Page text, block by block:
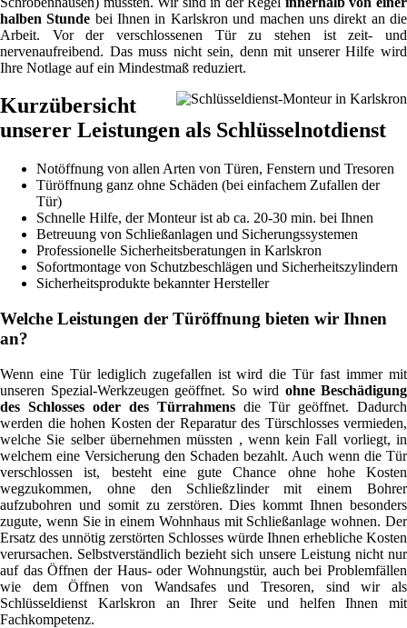
halben Stunde bei Ihnen in Karlskron und machen uns direkt an die
Arbeit. Vor der verschlossenen Tür zu stehen ist zeit- und
nervenaufreibend. Das muss nicht sein, denn mit unserer Hilfe wird
Ihre Notlage auf ein Mindestmaß reduziert.
Kurzübersicht
unserer Leistungen als Schlüsselnotdienst
Notöffnung von allen Arten von Türen, Fenstern und Tresoren
Türöffnung ganz ohne Schäden (bei einfachem Zufallen der
Tür)
Schnelle Hilfe, der Monteur ist ab ca. 20-30 min. bei Ihnen
Betreuung von Schließanlagen und Sicherungssystemen
Professionelle Sicherheitsberatungen in Karlskron
Sofortmontage von Schutzbeschlägen und Sicherheitszylindern
Sicherheitsprodukte bekannter Hersteller
Welche Leistungen der Türöffnung bieten wir Ihnen
an?
Wenn eine Tür lediglich zugefallen ist wird die Tür fast immer mit
unseren Spezial-Werkzeugen geöffnet. So wird ohne Beschädigung
des Schlosses oder des Türrahmens die Tür geöffnet. Dadurch
werden die hohen Kosten der Reparatur des Türschlosses vermieden,
welche Sie selber übernehmen müssten , wenn kein Fall vorliegt, in
welchem eine Versicherung den Schaden bezahlt. Auch wenn die Tür
verschlossen ist, besteht eine gute Chance ohne hohe Kosten
wegzukommen, ohne den Schließzlinder mit einem Bohrer
aufzubohren und somit zu zerstören. Dies kommt Ihnen besonders
zugute, wenn Sie in einem Wohnhaus mit Schließanlage wohnen. Der
Ersatz des unnötig zerstörten Schlosses würde Ihnen erhebliche Kosten
verursachen. Selbstverständlich bezieht sich unsere Leistung nicht nur
auf das Öffnen der Haus- oder Wohnungstür, auch bei Problemfällen
wie dem Öffnen von Wandsafes und Tresoren, sind wir als
Schlüsseldienst Karlskron an Ihrer Seite und helfen Ihnen mit
Fachkompetenz.